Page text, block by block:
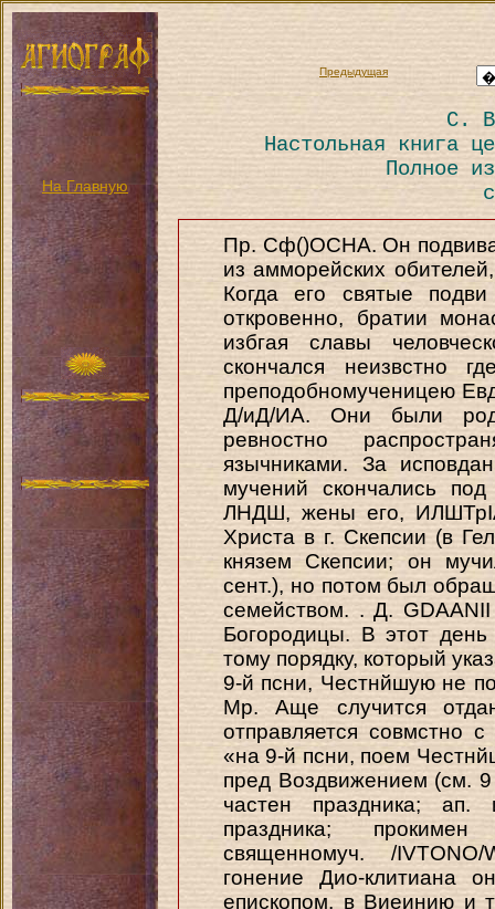
На Главную
Предыдущая
С.
Настольная книга
Полное
Пр. Сф()ОСНА. Он
из амморейских
Когда его святые
откровенно, братии
избгая славы
скончался неизвстно
преподобномученицею
Д/иД/ИА. Они были
ревностно
язычниками. За
мучений скончались
ЛНДШ, жены его,
Христа в г. Скепсии (в
князем Скепсии; он
сент.), но потом был
семейством. . Д.
Богородицы. В этот день
тому порядку, который
9-й псни, Честнйшую не
Мр. Аще случится
отправляется совмстно
«на 9-й псни, поем
пред Воздвижением (см.
частен праздника;
праздника;
священномуч. /
гонение Дио-клитиана
епископом, в Виеинию и